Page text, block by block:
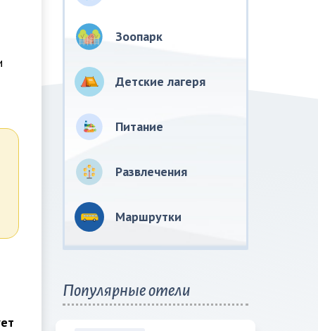
Зоопарк
Детские лагеря
Питание
Развлечения
Маршрутки
Популярные отели